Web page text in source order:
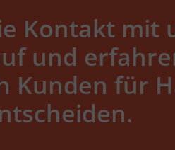
Kontakt mit
und
Kunden für